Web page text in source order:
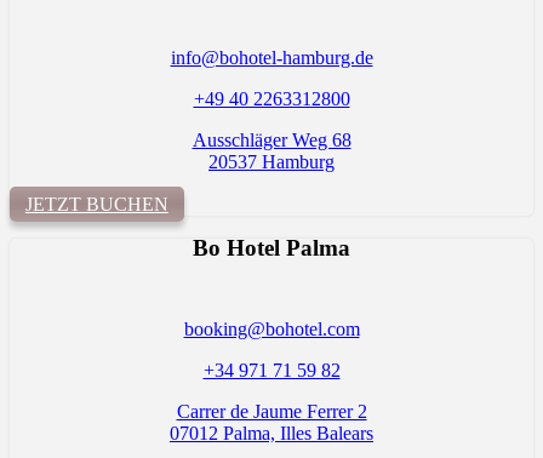
info@bohotel-hamburg.de
+49 40 2263312800
Ausschläger Weg 68
20537 Hamburg
JETZT BUCHEN
Bo Hotel Palma
booking@bohotel.com
+34 971 71 59 82
Carrer de Jaume Ferrer 2
07012 Palma, Illes Balears